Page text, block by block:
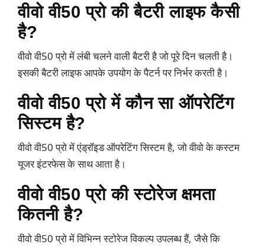
वीवो वी50 प्रो की बैटरी लाइफ कैसी
है?
वीवो वी50 प्रो में लंबी चलने वाली बैटरी है जो पूरे दिन चलती है।
इसकी बैटरी लाइफ आपके उपयोग के पैटर्न पर निर्भर करती है।
वीवो वी50 प्रो में कौन सा ऑपरेटिंग
सिस्टम है?
वीवो वी50 प्रो में एंड्रॉइड ऑपरेटिंग सिस्टम है, जो वीवो के कस्टम
यूजर इंटरफेस के साथ आता है।
वीवो वी50 प्रो की स्टोरेज क्षमता
कितनी है?
वीवो वी50 प्रो में विभिन्न स्टोरेज विकल्प उपलब्ध हैं, जैसे कि